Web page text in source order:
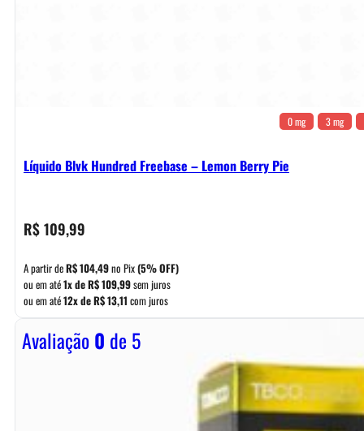
0 mg 3 mg
Líquido Blvk Hundred Freebase – Lemon Berry Pie
R$109,99
A partir deR$104,49no Pix(5% OFF)
ou em até1x deR$109,99sem juros
ou em até12x deR$13,11 com juros
Avaliação0 de 5